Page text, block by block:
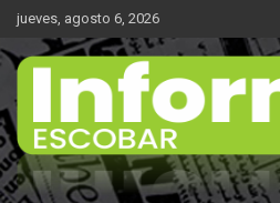
Saltar
contenido
jueves, agosto 6, 2026